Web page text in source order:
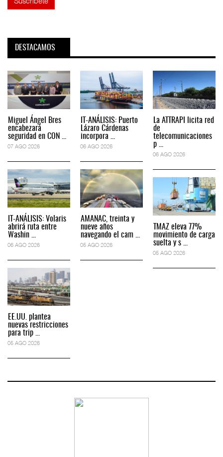
DESTACAMOS
Miguel Ángel Bres
encabezará
seguridad en CON ...
07 AGO 2026
IT-ANÁLISIS: Volaris
abrirá ruta entre
Washin ...
06 AGO 2026
EE.UU. plantea
nuevas restricciones
para trip ...
05 AGO 2026
IT-ANÁLISIS: Puerto
Lázaro Cárdenas
incorpora ...
06 AGO 2026
AMANAC, treinta y
nueve años
navegando el cam ...
05 AGO 2026
La ATTRAPI licita red
de
telecomunicaciones
p ...
06 AGO 2026
TMAZ eleva 77%
movimiento de carga
suelta y s ...
05 AGO 2026